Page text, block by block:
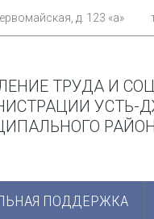
д. 123 «а»
ТРУДА И
УСТЬ-
ПОДДЕРЖКА